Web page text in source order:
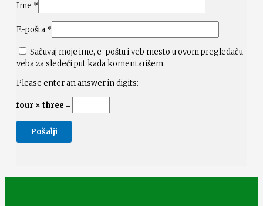
Ime *
E-pošta *
Sačuvaj moje ime, e-poštu i veb mesto u ovom pregledaču
veba za sledeći put kada komentarišem.
Please enter an answer in digits:
four × three =